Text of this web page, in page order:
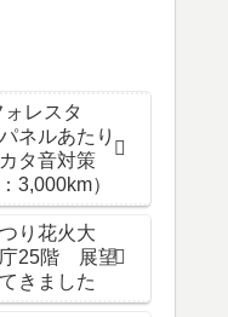
レスタ
ネルあたり
タ音対策
3,000km）
り花火大
25階 展望
きました